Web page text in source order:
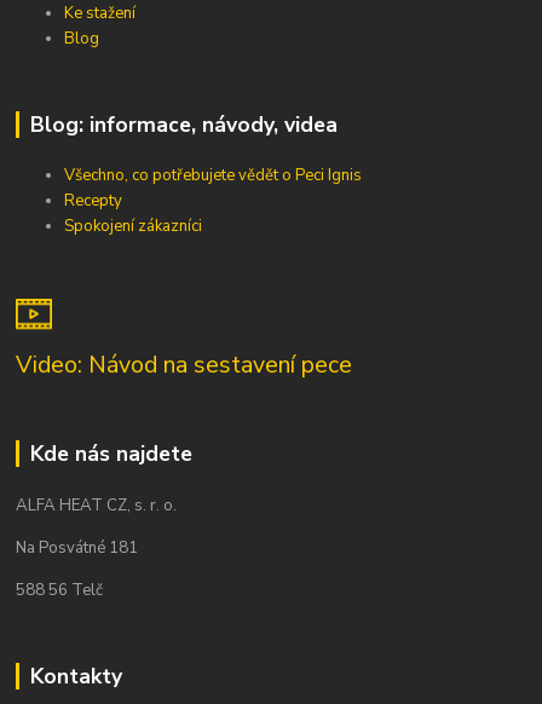
Ke stažení
Blog
Blog: informace, návody, videa
Všechno, co potřebujete vědět o Peci Ignis
Recepty
Spokojení zákazníci
Video: Návod na sestavení pece
Kde nás najdete
ALFA HEAT CZ, s. r. o.
Na Posvátné 181
588 56 Telč
Kontakty